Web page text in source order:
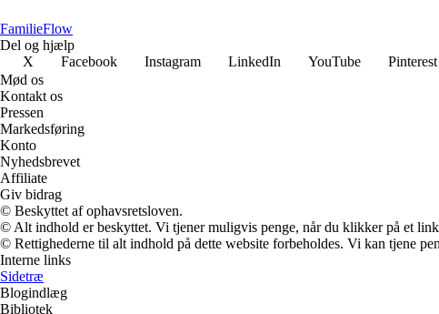
FamilieFlow
Del og hjælp
X
Facebook Instagram LinkedIn YouTube Pinterest
Mød os
Kontakt os
Pressen
Markedsføring
Konto
Nyhedsbrevet
Affiliate
Giv bidrag
© Beskyttet af ophavsretsloven.
© Alt indhold er beskyttet. Vi tjener muligvis penge, når du klikker på et
© Rettighederne til alt indhold på dette website forbeholdes. Vi kan tjene
Interne links
Sidetræ
Blogindlæg
Bibliotek